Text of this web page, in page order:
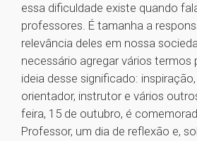
essa dificuldade existe quando
professores. É tamanha a
relevância deles em nossa
necessário agregar vários termos
ideia desse significado:
orientador, instrutor e vários
feira, 15 de outubro, é
Professor, um dia de reflexão e,